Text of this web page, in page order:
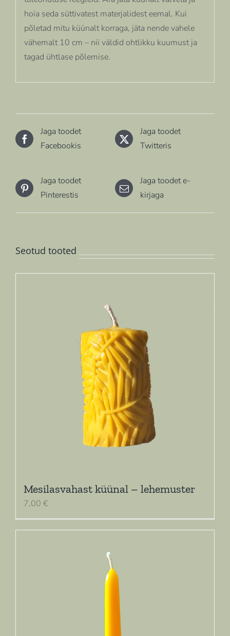
hoia seda süttivatest materjalidest eemal. Kui
põletad mitu küünalt korraga, jäta nende vahele
vähemalt 10 cm – nii väldid ohtlikku kuumust ja
tagad ühtlase põlemise.
Jaga toodet
Facebookis
Jaga toodet
Twitteris
Jaga toodet
Pinterestis
Jaga toodet e-
kirjaga
Seotud tooted
Mesilasvahast küünal – lehemuster
7,00 €